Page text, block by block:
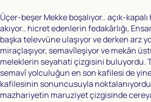
Üçer-beşer Mekke boşalıyor.. açık-
akıyor.. hicret edenlerin fedakârlığı,
başka televvüne ulaşıyor ve derken arz
miraçlaşıyor, semavîleşiyor ve mekân
meleklerin seyahati çizgisini buluyordu.
semavî yolculuğun en son kafilesi de
kafilesinin sonuncusuyla
mazhariyetin maruziyet çizgisinde